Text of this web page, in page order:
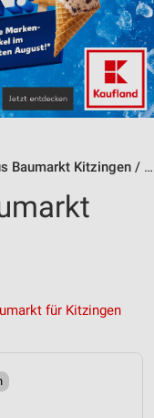
Kitzingen / August-Gauer-Straße 2 - Öffnungszeiten & Adresse
für Kitzingen